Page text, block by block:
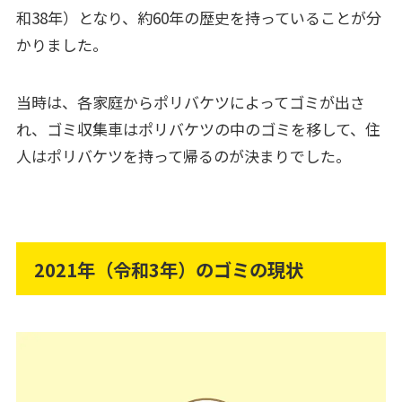
和38年）となり、約60年の歴史を持っていることが分
かりました。
当時は、各家庭からポリバケツによってゴミが出さ
れ、ゴミ収集車はポリバケツの中のゴミを移して、住
人はポリバケツを持って帰るのが決まりでした。
2021年（令和3年）のゴミの現状